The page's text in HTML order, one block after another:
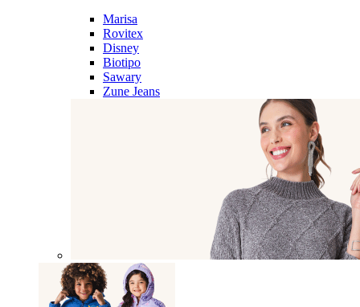
Marisa
Rovitex
Disney
Biotipo
Sawary
Zune Jeans